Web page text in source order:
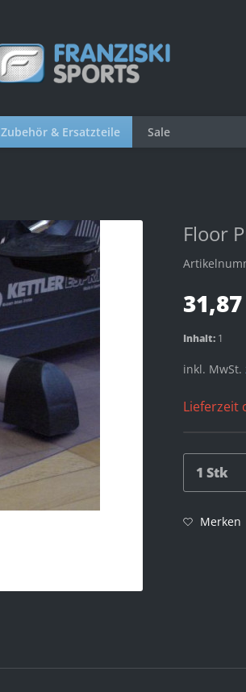
Zubehör & Ersatzteile Sale
Floor
Inhalt: 1
inkl. MwSt.
Lieferzeit
Merken